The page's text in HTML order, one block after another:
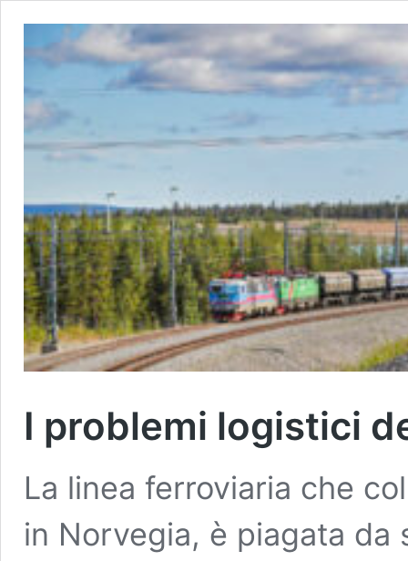
I problemi logistici
La linea ferroviaria che
in Norvegia, è piagata